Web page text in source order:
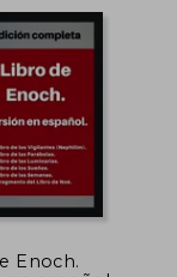
Enoch.